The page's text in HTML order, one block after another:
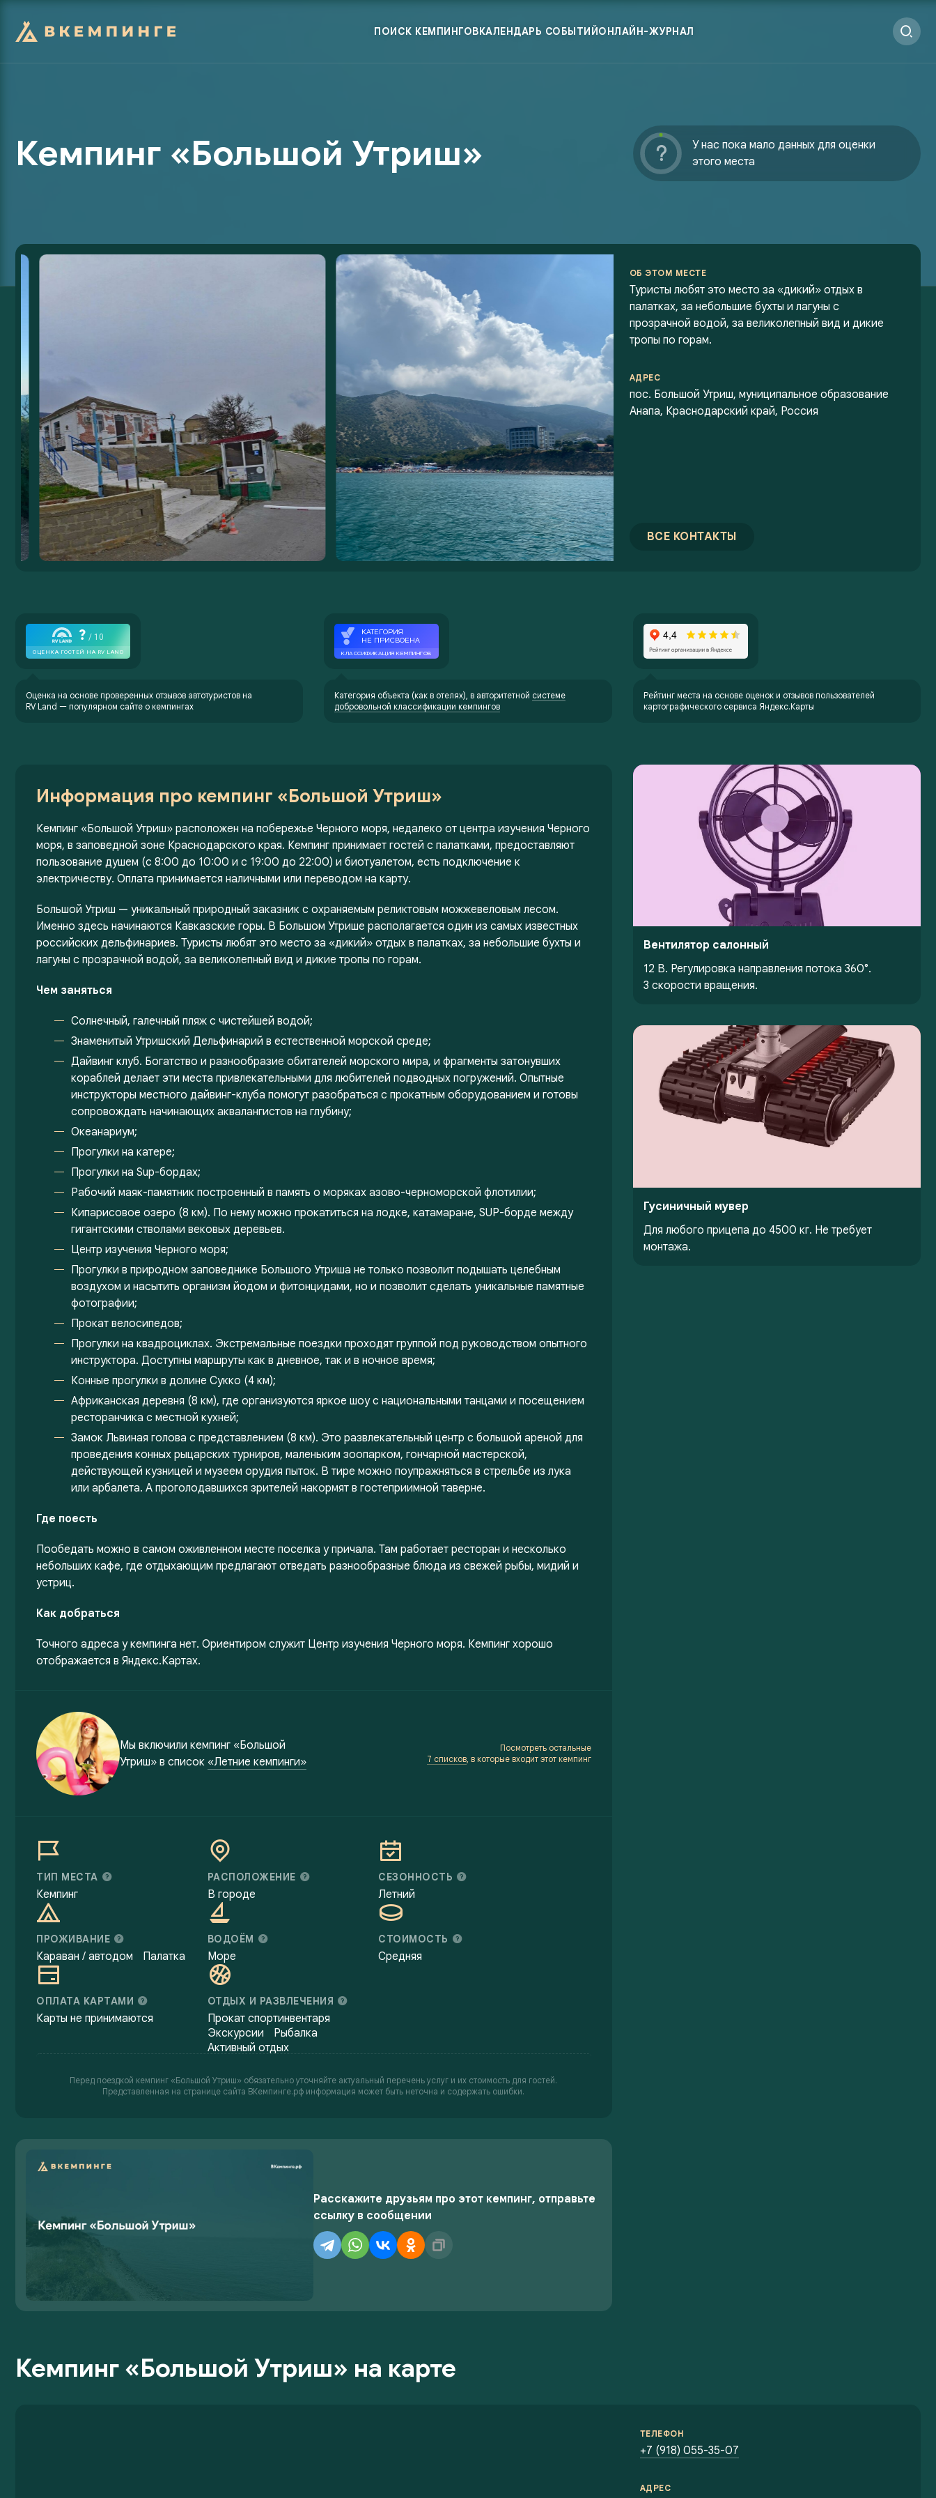
ПОИСК КЕМПИНГОВКАЛЕНДАРЬ СОБЫТИЙОНЛАЙН-ЖУРНАЛ
Кемпинг «Большой Утриш»
У нас пока мало данных для оценки
этого места
ОБ ЭТОМ МЕСТЕ
Туристы любят это место за «дикий» отдых в
палатках, за небольшие бухты и лагуны с
прозрачной водой, за великолепный вид и дикие
тропы по горам.
АДРЕС
пос. Большой Утриш, муниципальное образование
Анапа, Краснодарский край, Россия
ВСЕ КОНТАКТЫ
Оценка на основе проверенных отзывов автотуристов на
RV Land — популярном сайте о кемпингах
Категория объекта (как в отелях), в авторитетной системе
добровольной классификации кемпингов
Рейтинг места на основе оценок и отзывов пользователей
картографического сервиса Яндекс.Карты
Информация про кемпинг «Большой Утриш»
Кемпинг «Большой Утриш» расположен на побережье Черного моря, недалеко от центра изучения Черного
моря, в заповедной зоне Краснодарского края. Кемпинг принимает гостей с палатками, предоставляют
пользование душем (с 8:00 до 10:00 и с 19:00 до 22:00) и биотуалетом, есть подключение к
электричеству. Оплата принимается наличными или переводом на карту.
Большой Утриш — уникальный природный заказник с охраняемым реликтовым можжевеловым лесом.
Именно здесь начинаются Кавказские горы. В Большом Утрише располагается один из самых известных
российских дельфинариев. Туристы любят это место за «дикий» отдых в палатках, за небольшие бухты и
лагуны с прозрачной водой, за великолепный вид и дикие тропы по горам.
Чем заняться
Солнечный, галечный пляж с чистейшей водой;
Знаменитый Утришский Дельфинарий в естественной морской среде;
Дайвинг клуб. Богатство и разнообразие обитателей морского мира, и фрагменты затонувших
кораблей делает эти места привлекательными для любителей подводных погружений. Опытные
инструкторы местного дайвинг-клуба помогут разобраться с прокатным оборудованием и готовы
сопровождать начинающих аквалангистов на глубину;
Океанариум;
Прогулки на катере;
Прогулки на Sup-бордах;
Рабочий маяк-памятник построенный в память о моряках азово-черноморской флотилии;
Кипарисовое озеро (8 км). По нему можно прокатиться на лодке, катамаране, SUP-борде между
гигантскими стволами вековых деревьев.
Центр изучения Черного моря;
Прогулки в природном заповеднике Большого Утриша не только позволит подышать целебным
воздухом и насытить организм йодом и фитонцидами, но и позволит сделать уникальные памятные
фотографии;
Прокат велосипедов;
Прогулки на квадроциклах. Экстремальные поездки проходят группой под руководством опытного
инструктора. Доступны маршруты как в дневное, так и в ночное время;
Конные прогулки в долине Сукко (4 км);
Африканская деревня (8 км), где организуются яркое шоу с национальными танцами и посещением
ресторанчика с местной кухней;
Замок Львиная голова с представлением (8 км). Это развлекательный центр с большой ареной для
проведения конных рыцарских турниров, маленьким зоопарком, гончарной мастерской,
действующей кузницей и музеем орудия пыток. В тире можно поупражняться в стрельбе из лука
или арбалета. А проголодавшихся зрителей накормят в гостеприимной таверне.
Где поесть
Пообедать можно в самом оживленном месте поселка у причала. Там работает ресторан и несколько
небольших кафе, где отдыхающим предлагают отведать разнообразные блюда из свежей рыбы, мидий и
устриц.
Как добраться
Точного адреса у кемпинга нет. Ориентиром служит Центр изучения Черного моря. Кемпинг хорошо
отображается в Яндекс.Картах.
Мы включили кемпинг «Большой
Утриш» в список «Летние кемпинги»
Посмотреть остальные
7 списков, в которые входит этот кемпинг
ТИП МЕСТА
Кемпинг
РАСПОЛОЖЕНИЕ
В городе
СЕЗОННОСТЬ
Летний
ПРОЖИВАНИЕ
Караван / автодом Палатка
ВОДОЁМ
Море
СТОИМОСТЬ
Средняя
ОПЛАТА КАРТАМИ
Карты не принимаются
ОТДЫХ И РАЗВЛЕЧЕНИЯ
Прокат спортинвентаря
Экскурсии
Рыбалка
Активный отдых
Перед поездкой кемпинг «Большой Утриш» обязательно уточняйте актуальный перечень услуг и их стоимость для гостей.
Представленная на странице сайта ВКемпинге.рф информация может быть неточна и содержать ошибки.
Расскажите друзьям про этот кемпинг, отправьте
ссылку в сообщении
Вентилятор салонный
12 В. Регулировка направления потока 360°.
3 скорости вращения.
Гусиничный мувер
Для любого прицепа до 4500 кг. Не требует
монтажа.
Кемпинг «Большой Утриш» на карте
ТЕЛЕФОН
+7 (918) 055-35-07
АДРЕС